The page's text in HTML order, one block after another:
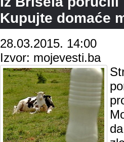
Kupujte domaće
28.03.2015. 14:00
Izvor: mojevesti.ba